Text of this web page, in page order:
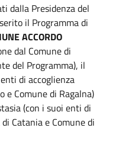
dalla Presidenza del
il Programma di
ACCORDO
dal Comune di
del Programma), il
di accoglienza
e Comune di Ragalna)
(con i suoi enti di
Catania e Comune di